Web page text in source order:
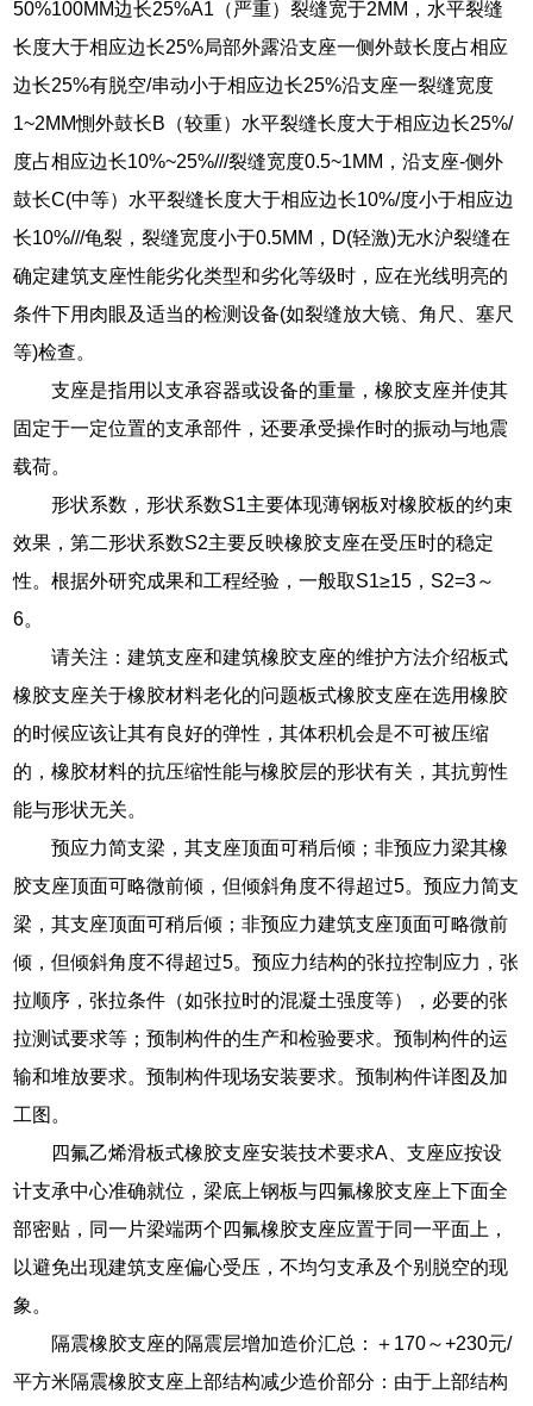
50%100MM边长25%A1（严重）裂缝宽于2MM，水平裂缝
长度大于相应边长25%局部外露沿支座一侧外鼓长度占相应
边长25%有脱空/串动小于相应边长25%沿支座一裂缝宽度
1~2MM惻外鼓长B（较重）水平裂缝长度大于相应边长25%/
度占相应边长10%~25%///裂缝宽度0.5~1MM，沿支座-侧外
鼓长C(中等）水平裂缝长度大于相应边长10%/度小于相应边
长10%///龟裂，裂缝宽度小于0.5MM，D(轻激)无水沪裂缝在
确定建筑支座性能劣化类型和劣化等级时，应在光线明亮的
条件下用肉眼及适当的检测设备(如裂缝放大镜、角尺、塞尺
等)检查。
支座是指用以支承容器或设备的重量，橡胶支座并使其
固定于一定位置的支承部件，还要承受操作时的振动与地震
载荷。
形状系数，形状系数S1主要体现薄钢板对橡胶板的约束
效果，第二形状系数S2主要反映橡胶支座在受压时的稳定
性。根据外研究成果和工程经验，一般取S1≥15，S2=3～
6。
请关注：建筑支座和建筑橡胶支座的维护方法介绍板式
橡胶支座关于橡胶材料老化的问题板式橡胶支座在选用橡胶
的时候应该让其有良好的弹性，其体积机会是不可被压缩
的，橡胶材料的抗压缩性能与橡胶层的形状有关，其抗剪性
能与形状无关。
预应力简支梁，其支座顶面可稍后倾；非预应力梁其橡
胶支座顶面可略微前倾，但倾斜角度不得超过5。预应力简支
梁，其支座顶面可稍后倾；非预应力建筑支座顶面可略微前
倾，但倾斜角度不得超过5。预应力结构的张拉控制应力，张
拉顺序，张拉条件（如张拉时的混凝土强度等），必要的张
拉测试要求等；预制构件的生产和检验要求。预制构件的运
输和堆放要求。预制构件现场安装要求。预制构件详图及加
工图。
四氟乙烯滑板式橡胶支座安装技术要求A、支座应按设
计支承中心准确就位，梁底上钢板与四氟橡胶支座上下面全
部密贴，同一片梁端两个四氟橡胶支座应置于同一平面上，
以避免出现建筑支座偏心受压，不均匀支承及个别脱空的现
象。
隔震橡胶支座的隔震层增加造价汇总：＋170～+230元/
平方米隔震橡胶支座上部结构减少造价部分：由于上部结构